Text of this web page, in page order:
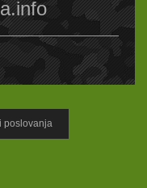
poslovanja